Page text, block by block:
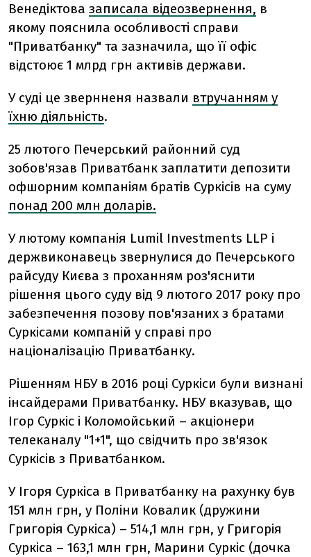
Венедіктова записала відеозвернення, в
якому пояснила особливості справи
"Приватбанку" та зазначила, що її офіс
відстоює 1 млрд грн активів держави.
У суді це звернненя назвали втручанням у
їхню діяльність.
25 лютого Печерський районний суд
зобов'язав Приватбанк заплатити депозити
офшорним компаніям братів Суркісів на суму
понад 200 млн доларів.
У лютому компанія Lumil Investments LLP і
держвиконавець звернулися до Печерського
райсуду Києва з проханням роз'яснити
рішення цього суду від 9 лютого 2017 року про
забезпечення позову пов'язаних з братами
Суркісами компаній у справі про
націоналізацію Приватбанку.
Рішенням НБУ в 2016 році Суркіси були визнані
інсайдерами Приватбанку. НБУ вказував, що
Ігор Суркіс і Коломойський – акціонери
телеканалу "1+1", що свідчить про зв'язок
Суркісів з Приватбанком.
У Ігоря Суркіса в Приватбанку на рахунку був
151 млн грн, у Поліни Ковалик (дружини
Григорія Суркіса) – 514,1 млн грн, у Григорія
Суркіса – 163,1 млн грн, Марини Суркіс (дочка